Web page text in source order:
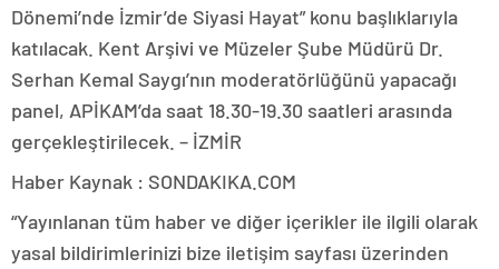
Dönemi’nde İzmir’de Siyasi Hayat” konu başlıklarıyla
katılacak. Kent Arşivi ve Müzeler Şube Müdürü Dr.
Serhan Kemal Saygı’nın moderatörlüğünü yapacağı
panel, APİKAM’da saat 18.30-19.30 saatleri arasında
gerçekleştirilecek. – İZMİR
Haber Kaynak : SONDAKIKA.COM
“Yayınlanan tüm haber ve diğer içerikler ile ilgili olarak
yasal bildirimlerinizi bize iletişim sayfası üzerinden